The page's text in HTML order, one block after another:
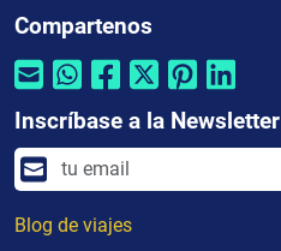
Compartenos
Inscríbase a la Newsletter
Blog de viajes